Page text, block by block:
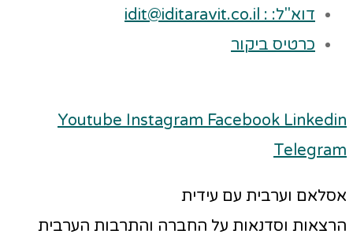
דוא"ל: : idit@iditaravit.co.il
כרטיס ביקור
Youtube Instagram Facebook Linkedin
Telegram
אסלאם וערבית עם עידית
הרצאות וסדנאות על החברה והתרבות הערבית